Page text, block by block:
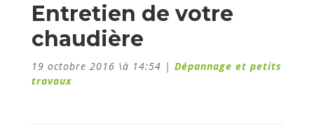
Entretien de votre
chaudière
19 octobre 2016 \à 14:54 | Dépannage et petits
travaux